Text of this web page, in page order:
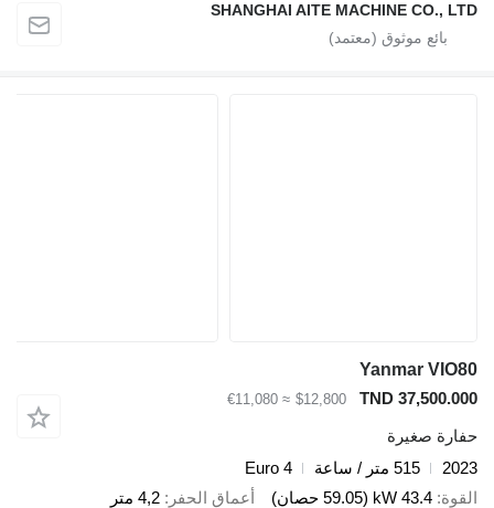
SHANGHAI AITE MACHINE
Yanmar
TND
$12,800
≈ €11,080
515 متر / ساعة
Euro 4
43.4 kW (59.05 حصان)
أعماق الحفر 4,2 متر